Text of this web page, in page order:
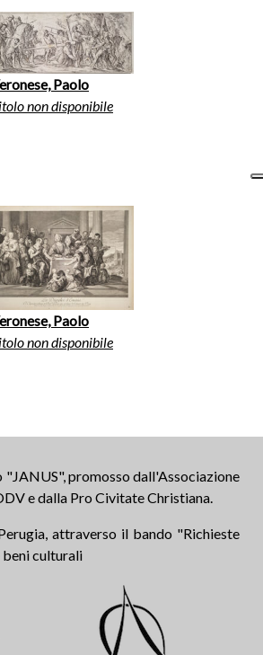
Paolo
non disponibile
Paolo
non disponibile
promosso dall'Associazione
e dalla Pro Civitate Christiana.
attraverso il bando "Richieste
culturali